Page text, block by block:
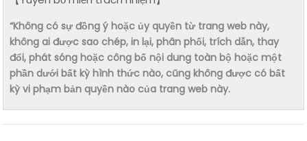
“Không có sự đồng ý hoặc ủy quyền từ trang web này,
không ai được sao chép, in lại, phân phối, trích dẫn, thay
đổi, phát sóng hoặc công bố nội dung toàn bộ hoặc một
phần dưới bất kỳ hình thức nào, cũng không được có bất
kỳ vi phạm bản quyền nào của trang web này.